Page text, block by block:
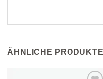
ÄHNLICHE PRODUKTE